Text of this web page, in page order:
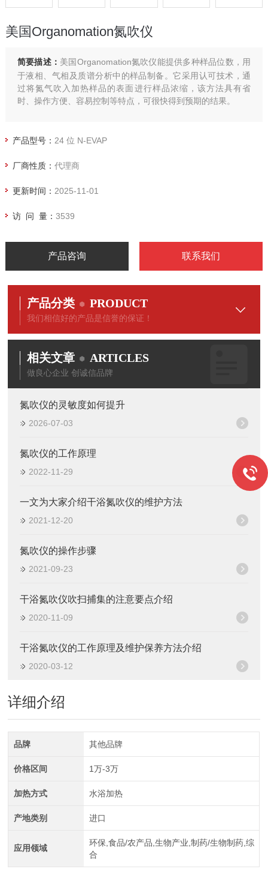
美国Organomation氮吹仪
简要描述： 美国Organomation氮吹仪能提供多种样品位数，用
于液相、气相及质谱分析中的样品制备。它采用认可技术，通
过将氮气吹入加热样品的表面进行样品浓缩，该方法具有省
时、操作方便、容易控制等特点，可很快得到预期的结果。
产品型号： 24 位 N-EVAP
厂商性质： 代理商
更新时间： 2025-11-01
访 问 量： 3539
产品咨询 联系我们
产品分类 PRODUCT
我们相信好的产品是信誉的保证！
相关文章 ARTICLES
做良心企业 创诚信品牌
氮吹仪的灵敏度如何提升
2026-07-03
氮吹仪的工作原理
2022-11-29
一文为大家介绍干浴氮吹仪的维护方法
2021-12-20
氮吹仪的操作步骤
2021-09-23
干浴氮吹仪吹扫捕集的注意要点介绍
2020-11-09
干浴氮吹仪的工作原理及维护保养方法介绍
2020-03-12
详细介绍
品牌 其他品牌
价格区间 1万-3万
加热方式 水浴加热
产地类别 进口
应用领域
环保,食品/农产品,生物产业,制药/生物制药,综
合